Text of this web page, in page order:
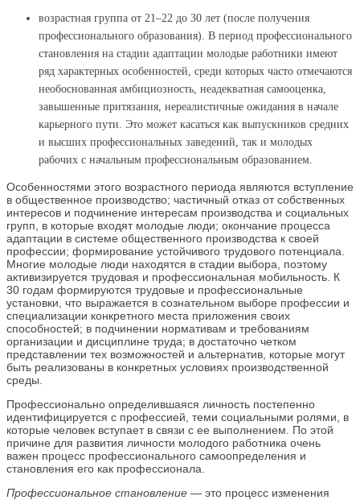
возрастная группа от 21–22 до 30 лет (после получения
профессионального образования). В период профессионального
становления на стадии адаптации молодые работники имеют
ряд характерных особенностей, среди которых часто отмечаются
необоснованная амбициозность, неадекватная самооценка,
завышенные притязания, нереалистичные ожидания в начале
карьерного пути. Это может касаться как выпускников средних
и высших профессиональных заведений, так и молодых
рабочих с начальным профессиональным образованием.
Особенностями этого возрастного периода являются вступление
в общественное производство; частичный отказ от собственных
интересов и подчинение интересам производства и социальных
групп, в которые входят молодые люди; окончание процесса
адаптации в системе общественного производства к своей
профессии; формирование устойчивого трудового потенциала.
Многие молодые люди находятся в стадии выбора, поэтому
активизируется трудовая и профессиональная мобильность. К
30 годам формируются трудовые и профессиональные
установки, что выражается в сознательном выборе профессии и
специализации конкретного места приложения своих
способностей; в подчинении нормативам и требованиям
организации и дисциплине труда; в достаточно четком
представлении тех возможностей и альтернатив, которые могут
быть реализованы в конкретных условиях производственной
среды.
Профессионально определившаяся личность постепенно
идентифицируется с профессией, теми социальными ролями, в
которые человек вступает в связи с ее выполнением. По этой
причине для развития личности молодого работника очень
важен процесс профессионального самоопределения и
становления его как профессионала.
Профессиональное становление — это процесс изменения